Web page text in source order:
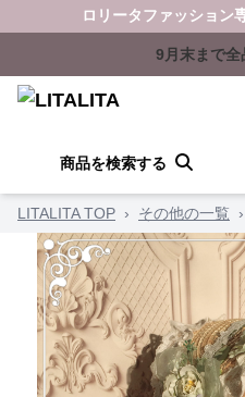
ロリータファッション
9月末まで全
商品を検索する
LITALITA TOP › その他の一覧 ›